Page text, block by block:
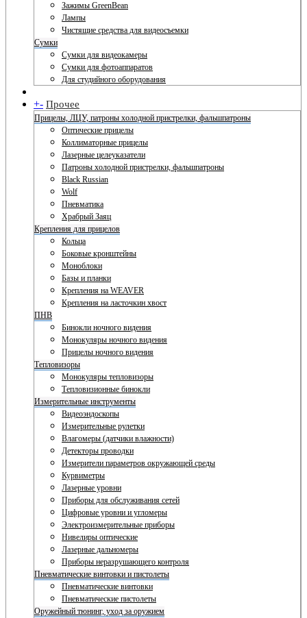
Зажимы GreenBean
Лампы
Чистящие средства для видеосъемки
Сумки
Сумки для видеокамеры
Сумки для фотоаппаратов
Для студийного оборудования
+- Прочее
Прицелы, ЛЦУ, патроны холодной пристрелки, фальшпатроны
Оптические прицелы
Коллиматорные прицелы
Лазерные целеуказатели
Патроны холодной пристрелки, фальшпатроны
Black Russian
Wolf
Пневматика
Храбрый Заяц
Крепления для прицелов
Кольца
Боковые кронштейны
Моноблоки
Базы и планки
Крепления на WEAVER
Крепления на ласточкин хвост
ПНВ
Бинокли ночного видения
Монокуляры ночного видения
Прицелы ночного видения
Тепловизоры
Монокуляры тепловизоры
Тепловизионные бинокли
Измерительные инструменты
Видеоэндоскопы
Измерительные рулетки
Влагомеры (датчики влажности)
Детекторы проводки
Измерители параметров окружающей среды
Курвиметры
Лазерные уровни
Приборы для обслуживания сетей
Цифровые уровни и угломеры
Электроизмерительные приборы
Нивелиры оптические
Лазерные дальномеры
Приборы неразрушающего контроля
Пневматические винтовки и пистолеты
Пневматические винтовки
Пневматические пистолеты
Оружейный тюнинг, уход за оружием